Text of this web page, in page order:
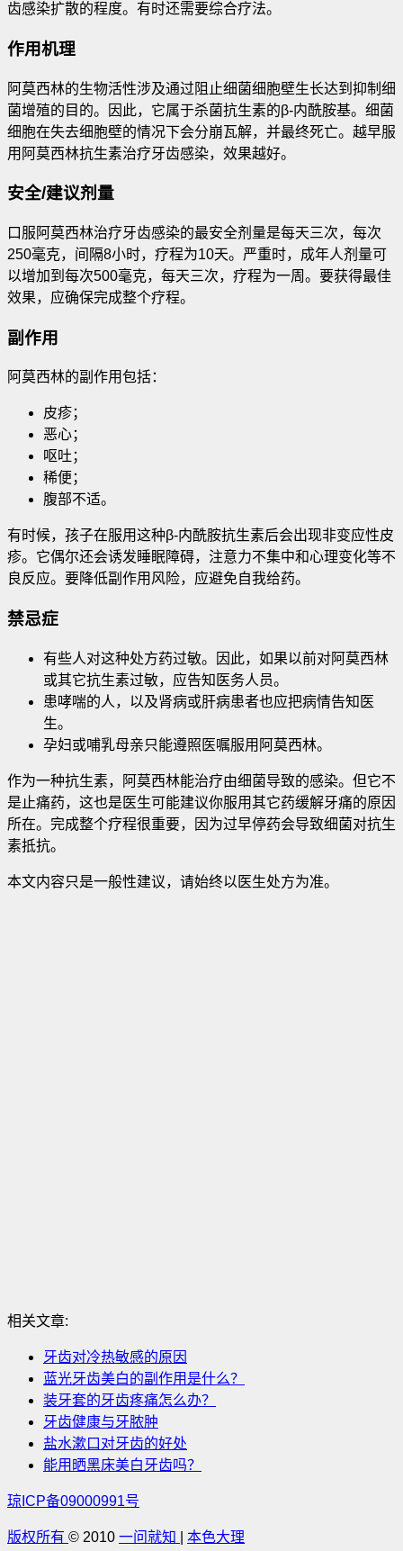
齿感染扩散的程度。有时还需要综合疗法。
作用机理
阿莫西林的生物活性涉及通过阻止细菌细胞壁生长达到抑制细
菌增殖的目的。因此，它属于杀菌抗生素的β-内酰胺基。细菌
细胞在失去细胞壁的情况下会分崩瓦解，并最终死亡。越早服
用阿莫西林抗生素治疗牙齿感染，效果越好。
安全/建议剂量
口服阿莫西林治疗牙齿感染的最安全剂量是每天三次，每次
250毫克，间隔8小时，疗程为10天。严重时，成年人剂量可
以增加到每次500毫克，每天三次，疗程为一周。要获得最佳
效果，应确保完成整个疗程。
副作用
阿莫西林的副作用包括：
皮疹；
恶心；
呕吐；
稀便；
腹部不适。
有时候，孩子在服用这种β-内酰胺抗生素后会出现非变应性皮
疹。它偶尔还会诱发睡眠障碍，注意力不集中和心理变化等不
良反应。要降低副作用风险，应避免自我给药。
禁忌症
有些人对这种处方药过敏。因此，如果以前对阿莫西林
或其它抗生素过敏，应告知医务人员。
患哮喘的人，以及肾病或肝病患者也应把病情告知医
生。
孕妇或哺乳母亲只能遵照医嘱服用阿莫西林。
作为一种抗生素，阿莫西林能治疗由细菌导致的感染。但它不
是止痛药，这也是医生可能建议你服用其它药缓解牙痛的原因
所在。完成整个疗程很重要，因为过早停药会导致细菌对抗生
素抵抗。
本文内容只是一般性建议，请始终以医生处方为准。
相关文章:
牙齿对冷热敏感的原因
蓝光牙齿美白的副作用是什么？
装牙套的牙齿疼痛怎么办？
牙齿健康与牙脓肿
盐水漱口对牙齿的好处
能用晒黑床美白牙齿吗？
琼ICP备09000991号
版权所有 © 2010 一问就知 本色大理